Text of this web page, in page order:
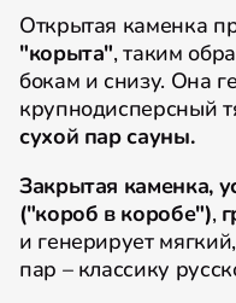
Открытая каменка
"корыта", таким
бокам и снизу. Она
крупнодисперсный
сухой пар сауны.
Закрытая каменка,
("короб в коробе"),
и генерирует
пар – классику